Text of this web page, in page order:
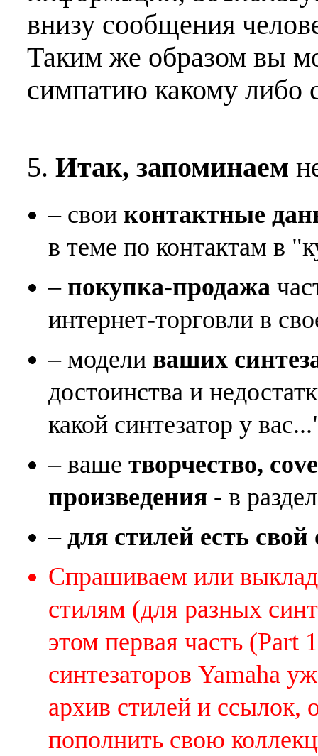
внизу сообщения
Таким же образом вы
симпатию какому
5. Итак, запоминаем
– свои контактные
в теме по контактам в
– покупка-продажа
интернет-торговли в
– модели ваших
достоинства и
какой синтезатор у
– ваше творчество,
произведения - в
–для стилей есть
Спрашиваем или
стилям (для разных
этом первая часть
синтезаторов Yamaha
архив стилей и ссылок,
пополнить свою